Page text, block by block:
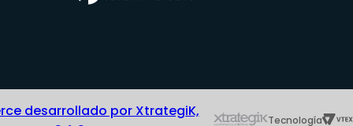
desarrollado por XtrategiK,
Tecnología